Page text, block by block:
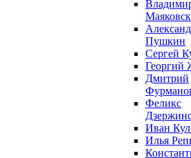
Пушкин
Сергей
Георгий
Дмитрий
Феликс
Иван
Илья